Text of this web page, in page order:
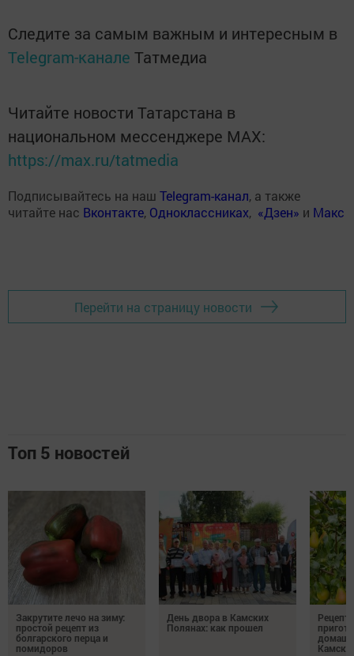
Следите за самым важным и интересным в
Telegram-канале Татмедиа
Читайте новости Татарстана в
национальном мессенджере MАХ:
https://max.ru/tatmedia
Подписывайтесь на наш Telegram-канал, а также
читайте нас Вконтакте, Одноклассниках, «Дзен» и Макс
Перейти на страницу новости
Топ 5 новостей
Закрутите лечо на зиму:
простой рецепт из
болгарского перца и
помидоров
День двора в Камских
Полянах: как прошел